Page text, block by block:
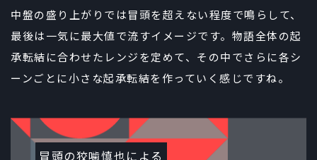
中盤の盛り上がりでは冒頭を超えない程度で鳴らして、
最後は一気に最大値で流すイメージです。物語全体の起
承転結に合わせたレンジを定めて、その中でさらに各シ
ーンごとに小さな起承転結を作っていく感じですね。
冒頭の狡噛慎也による